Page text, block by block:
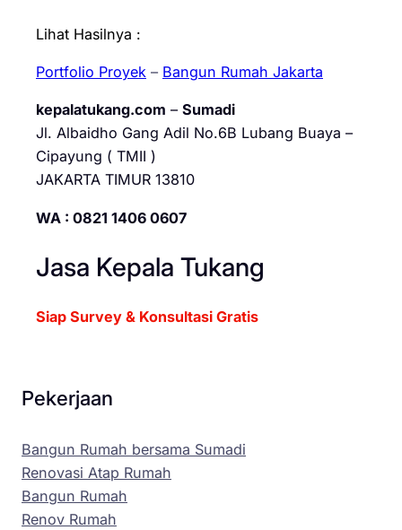
Lihat Hasilnya :
Portfolio Proyek – Bangun Rumah Jakarta
kepalatukang.com – Sumadi
Jl. Albaidho Gang Adil No.6B Lubang Buaya –
Cipayung ( TMII )
JAKARTA TIMUR 13810
WA : 0821 1406 0607
Jasa Kepala Tukang
Siap Survey & Konsultasi Gratis
Pekerjaan
Bangun Rumah bersama Sumadi
Renovasi Atap Rumah
Bangun Rumah
Renov Rumah